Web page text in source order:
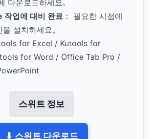
다운로드하세요。
작업에 대비 완료 ： 필요한 시점에
설치하세요。
for Excel / Kutools for
for Word / Office Tab Pro /
스위트 정보
⬇ 스위트 다운로드